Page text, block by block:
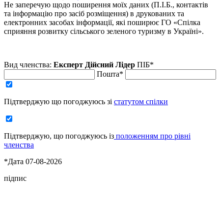
Не заперечую щодо поширення моїх даних (П.І.Б., контактів
та інформацію про засіб розміщення) в друкованих та
електронних засобах інформації, які поширює ГО «Спілка
сприяння розвитку сільського зеленого туризму в Україні».
Вид членства: Експерт Дійсний Лідер ПІБ*
Пошта*
Підтверджую що погоджуюсь зі статутом спілки
Підтверджую, що погоджуюсь із положенням про рівні
членства
*Дата 07-08-2026
підпис